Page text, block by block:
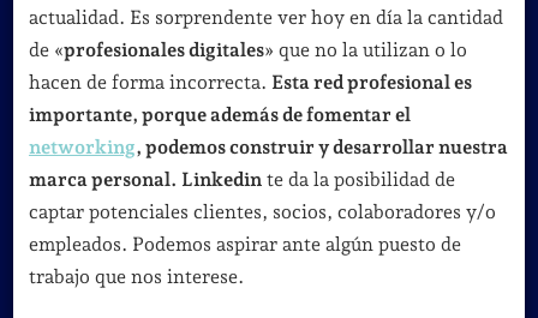
para
destacar
y
tener
más
visibilidad
en
LinkedIn
actualidad. Es sorprendente ver hoy en día la cantidad
de «profesionales digitales» que no la utilizan o lo
hacen de forma incorrecta. Esta red profesional es
importante, porque además de fomentar el
networking, podemos construir y desarrollar nuestra
marca personal. Linkedinte da la posibilidad de
captar potenciales clientes, socios, colaboradores y/o
empleados. Podemos aspirar ante algún puesto de
trabajo que nos interese.